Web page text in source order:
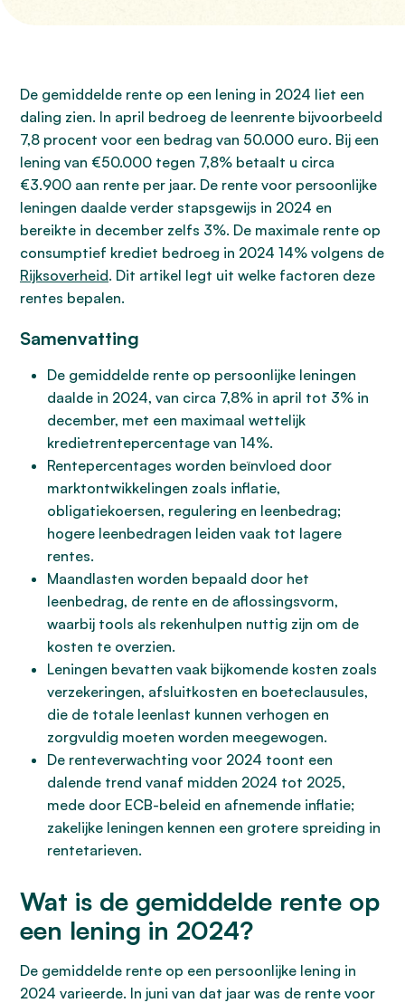
De gemiddelde rente op een lening in 2024 liet een
daling zien. In april bedroeg de leenrente bijvoorbeeld
7,8 procent voor een bedrag van 50.000 euro. Bij een
lening van €50.000 tegen 7,8% betaalt u circa
€3.900 aan rente per jaar. De rente voor persoonlijke
leningen daalde verder stapsgewijs in 2024 en
bereikte in december zelfs 3%. De maximale rente op
consumptief krediet bedroeg in 2024 14% volgens de
Rijksoverheid. Dit artikel legt uit welke factoren deze
rentes bepalen.
Samenvatting
De gemiddelde rente op persoonlijke leningen
daalde in 2024, van circa 7,8% in april tot 3% in
december, met een maximaal wettelijk
kredietrentepercentage van 14%.
Rentepercentages worden beïnvloed door
marktontwikkelingen zoals inflatie,
obligatiekoersen, regulering en leenbedrag;
hogere leenbedragen leiden vaak tot lagere
rentes.
Maandlasten worden bepaald door het
leenbedrag, de rente en de aflossingsvorm,
waarbij tools als rekenhulpen nuttig zijn om de
kosten te overzien.
Leningen bevatten vaak bijkomende kosten zoals
verzekeringen, afsluitkosten en boeteclausules,
die de totale leenlast kunnen verhogen en
zorgvuldig moeten worden meegewogen.
De renteverwachting voor 2024 toont een
dalende trend vanaf midden 2024 tot 2025,
mede door ECB-beleid en afnemende inflatie;
zakelijke leningen kennen een grotere spreiding in
rentetarieven.
Wat is de gemiddelde rente op
een lening in 2024?
De gemiddelde rente op een persoonlijke lening in
2024 varieerde. In juni van dat jaar was de rente voor